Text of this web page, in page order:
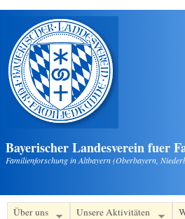
Direkt zum Inhalt
Bayerischer Landesverein fuer
Familienforschung in Altbayern (Oberbayern,
Über uns Unsere Aktivitäten